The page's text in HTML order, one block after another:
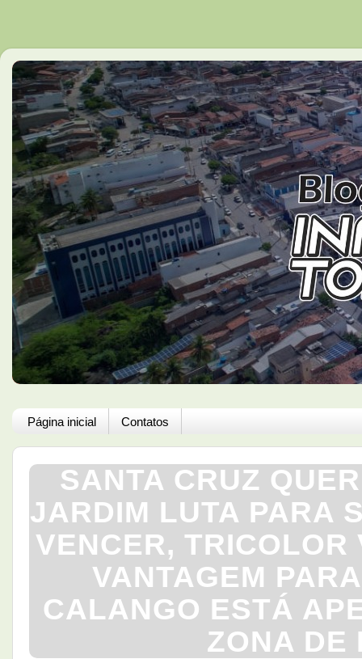
Página inicial Contatos
SANTA CRUZ
JARDIM LUTA PARA
VENCER,
VANTAGEM
CALANGO ESTÁ
ZONA DE